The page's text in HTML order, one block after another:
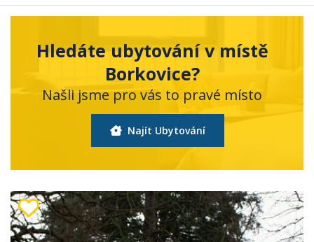
Hledáte ubytování v místě
Borkovice?
Našli jsme pro vás to pravé místo
Najít Ubytování